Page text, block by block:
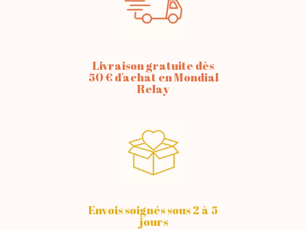
Livraison gratuite dès
50 € d'achat en Mondial
Relay
Envois soignés sous 2 à 5
jours